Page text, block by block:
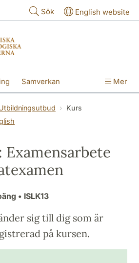
Sök English website
Samverkan Mer
Kurs
• ISLK13
sig till dig som är
på kursen.